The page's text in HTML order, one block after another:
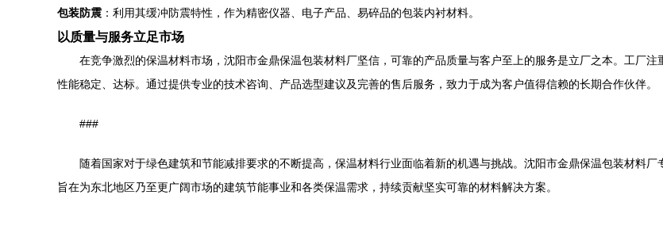
包装防震 ：利用其缓冲防震特性，作为精密仪器、电子产品、易碎品的包装内衬材料。
以质量与服务立足市场
在竞争激烈的保温材料市场，沈阳市金鼎保温包装材料厂坚信，可靠的产品质量与客户至上的服务是立厂之本。工厂
性能稳定、达标。通过提供专业的技术咨询、产品选型建议及完善的售后服务，致力于成为客户值得信赖的长期合作伙伴。
###
随着国家对于绿色建筑和节能减排要求的不断提高，保温材料行业面临着新的机遇与挑战。沈阳市金鼎保温包装材料
旨在为东北地区乃至更广阔市场的建筑节能事业和各类保温需求，持续贡献坚实可靠的材料解决方案。